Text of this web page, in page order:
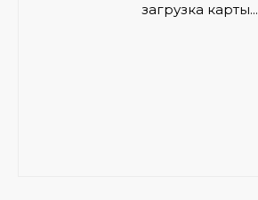
загрузка карты...